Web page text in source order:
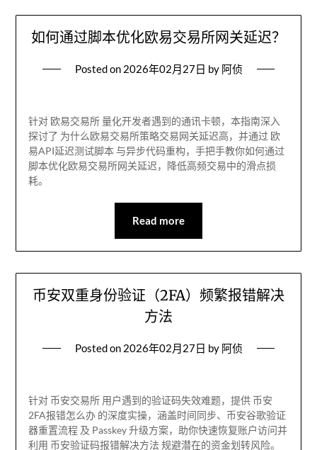
如何通过脚本优化欧易交易所网关延迟？
Posted on 2026年02月27日 by 阿侦
针对 欧易交易所 量化开发者遇到的通讯卡顿，本指南深入
探讨了 为什么欧易交易所策略交易网关延迟高，并通过 欧
易API延迟测试脚本 与异步代码重构，手把手教你如何通过
脚本优化欧易交易所网关延迟，降低高频交易中的滑点损
耗。
Read more
币安双重身份验证（2FA）频繁报错解决
方法
Posted on 2026年02月27日 by 阿侦
针对 币安交易所 用户遇到的验证码失效难题，提供 币安
2FA报错怎么办 的深度实操，涵盖时间同步、币安谷歌验证
器重置流程 及 Passkey 升级方案，助你快速恢复账户访问并
利用 币安验证码报错解决方法 规避潜在的资金划转风险。